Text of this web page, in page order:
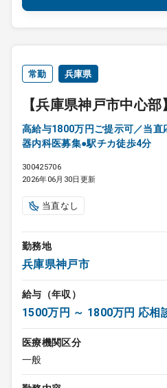
常勤 兵庫県
【兵庫県神戸市中心
高給与1800万円ご提示可／当直
器内科医募集●駅チカ徒歩4分
300425706
2026年06月30日更新
当直なし
勤務地
兵庫県神戸市
給与（年収）
1500万円 ～ 1800万円 応相
医療機関区分
一般